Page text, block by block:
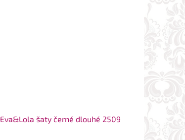
Eva&Lola šaty černé dlouhé 2509